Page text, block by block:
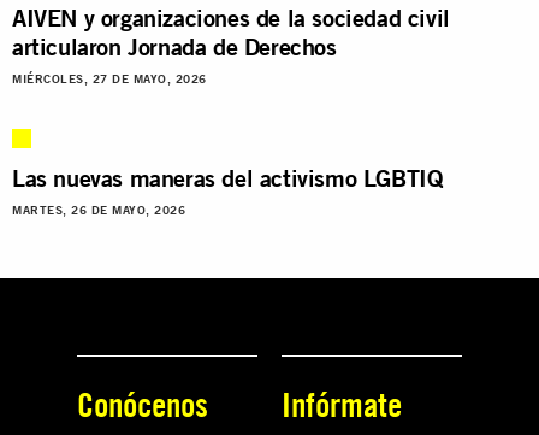
AIVEN y organizaciones de la sociedad civil
articularon Jornada de Derechos
MIÉRCOLES, 27 DE MAYO, 2026
Las nuevas maneras del activismo LGBTIQ
MARTES, 26 DE MAYO, 2026
Conócenos Infórmate